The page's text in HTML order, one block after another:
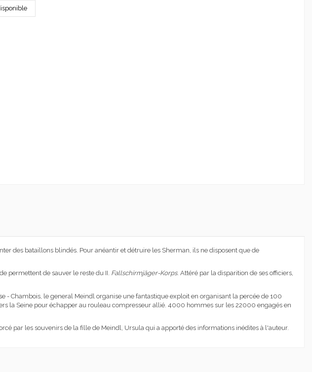
des bataillons blindés. Pour anéantir et détruire les Sherman, ils ne disposent que de
permettent de sauver le reste du II. Fallschirmjäger-Korps. Attéré par la disparition de ses officiers,
- Chambois, le general Meindl organise une fantastique exploit en organisant la percée de 100
la Seine pour échapper au rouleau compresseur allié. 4000 hommes sur les 22000 engagés en
par les souvenirs de la fille de Meindl, Ursula qui a apporté des informations inédites à l'auteur.